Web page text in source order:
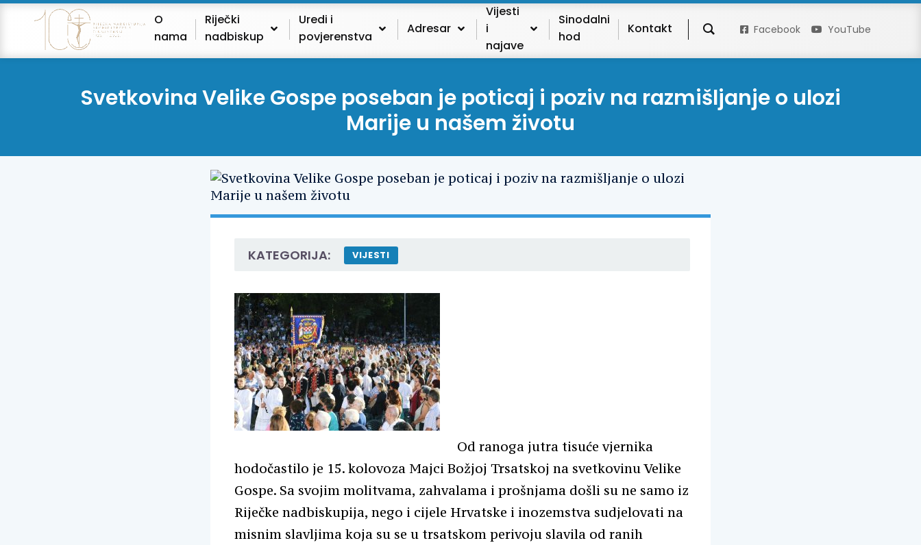
O
nama
Riječki
nadbiskup
Uredi i
povjerenstva
Adresar
Vijesti
i
najave
Sinodalni
hod
Kontakt Facebook YouTube
Svetkovina Velike Gospe poseban je poticaj i poziv na razmišljanje o ulozi
Marije u našem životu
KATEGORIJA: VIJESTI
Od ranoga jutra tisuće vjernika
hodočastilo je 15. kolovoza Majci Božjoj Trsatskoj na svetkovinu Velike
Gospe. Sa svojim molitvama, zahvalama i prošnjama došli su ne samo iz
Riječke nadbiskupija, nego i cijele Hrvatske i inozemstva sudjelovati na
misnim slavljima koja su se u trsatskom perivoju slavila od ranih